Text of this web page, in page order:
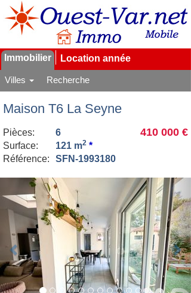
Immobilier Location année
Villes Recherche
Maison T6 La Seyne
410 000 €
Pièces:
6
Surface:
121 m2 *
Référence:
SFN-1993180